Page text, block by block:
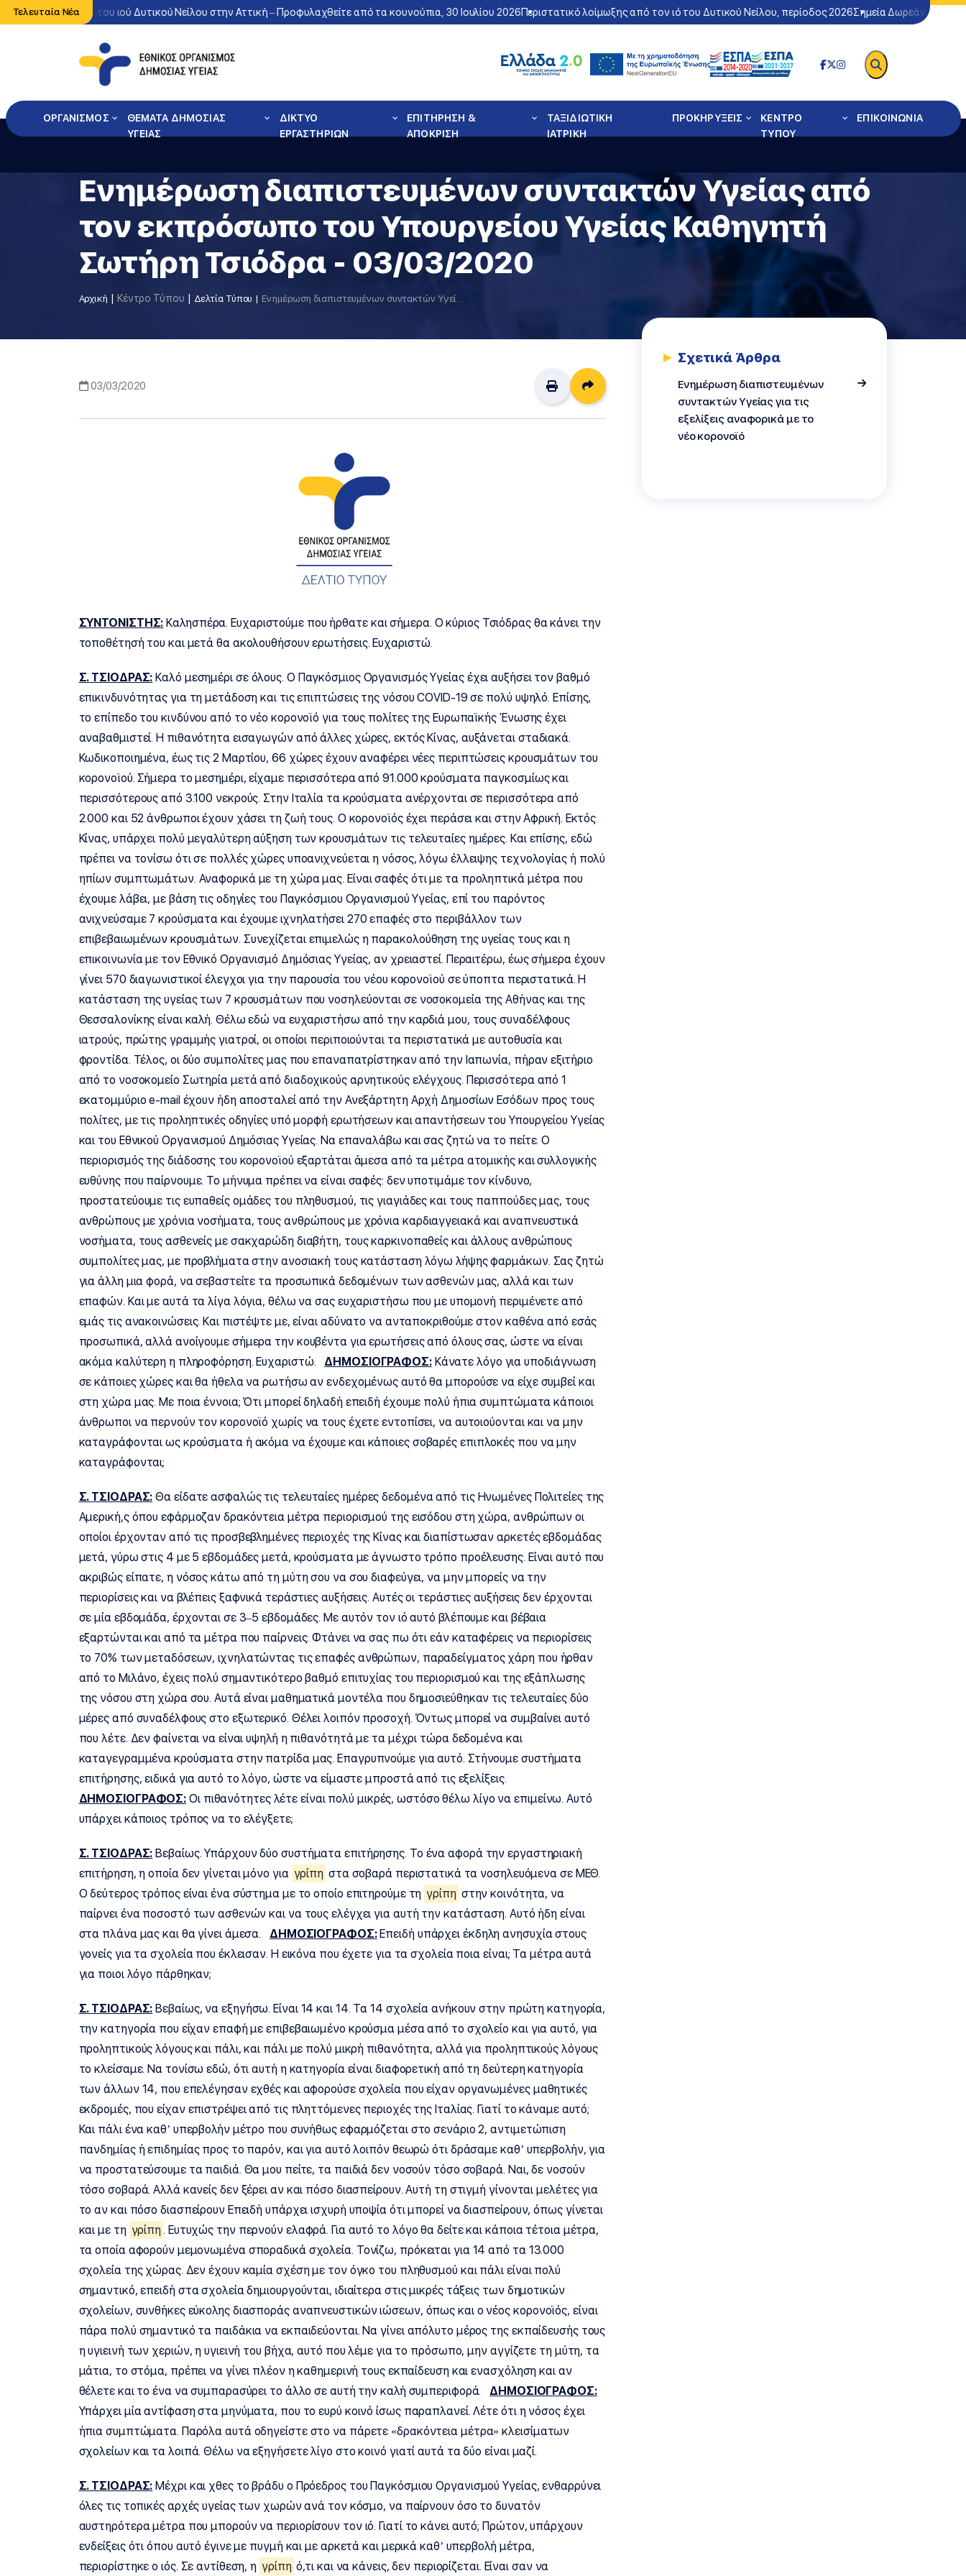
Τελευταία Νέα
κυκλοφορία του ιού Δυτικού Νείλου στην Αττική – Προφυλαχθείτε από τα κουνούπια, 30 Ιουλίου 2026Περιστατικό λοίμωξης από τον ιό του Δυτικού Νείλου, περίοδος 2026Σημεία Δωρεάν Ελέγχου
ΟΡΓΑΝΙΣΜΟΣ
ΘΕΜΑΤΑ ΔΗΜΟΣΙΑΣ
ΥΓΕΙΑΣ
ΔΙΚΤΥΟ
ΕΡΓΑΣΤΗΡΙΩΝ
ΕΠΙΤΗΡΗΣΗ &
ΑΠΟΚΡΙΣΗ
ΤΑΞΙΔΙΩΤΙΚΗ
ΙΑΤΡΙΚΗ
ΠΡΟΚΗΡΥΞΕΙΣ
ΚΕΝΤΡΟ
ΤΥΠΟΥ
ΕΠΙΚΟΙΝΩΝΙΑ
Ενημέρωση διαπιστευμένων συντακτών Υγείας από
τον εκπρόσωπο του Υπουργείου Υγείας Καθηγητή
Σωτήρη Τσιόδρα - 03/03/2020
Αρχική Κέντρο Τύπου Δελτία Τύπου Ενημέρωση διαπιστευμένων συντακτών Υγείας από τον εκπρόσωπο του Υπουργείου Υγείας Καθηγητή Σωτήρη Τσιόδρα - 03/03/2020
03/03/2020 Διαμοιρασμός
ΣΥΝΤΟΝΙΣΤΗΣ: Καλησπέρα. Ευχαριστούμε που ήρθατε και σήμερα. Ο κύριος Τσιόδρας θα κάνει την
τοποθέτησή του και μετά θα ακολουθήσουν ερωτήσεις. Ευχαριστώ.
Σ. ΤΣΙΟΔΡΑΣ: Καλό μεσημέρι σε όλους. Ο Παγκόσμιος Οργανισμός Υγείας έχει αυξήσει τον βαθμό
επικινδυνότητας για τη μετάδοση και τις επιπτώσεις της νόσου COVID-19 σε πολύ υψηλό. Επίσης,
το επίπεδο του κινδύνου από το νέο κορονοϊό για τους πολίτες της Ευρωπαϊκής Ένωσης έχει
αναβαθμιστεί. Η πιθανότητα εισαγωγών από άλλες χώρες, εκτός Κίνας, αυξάνεται σταδιακά.
Κωδικοποιημένα, έως τις 2 Μαρτίου, 66 χώρες έχουν αναφέρει νέες περιπτώσεις κρουσμάτων του
κορονοϊού. Σήμερα το μεσημέρι, είχαμε περισσότερα από 91.000 κρούσματα παγκοσμίως και
περισσότερους από 3.100 νεκρούς. Στην Ιταλία τα κρούσματα ανέρχονται σε περισσότερα από
2.000 και 52 άνθρωποι έχουν χάσει τη ζωή τους. Ο κορονοϊός έχει περάσει και στην Αφρική. Εκτός
Κίνας, υπάρχει πολύ μεγαλύτερη αύξηση των κρουσμάτων τις τελευταίες ημέρες. Και επίσης, εδώ
πρέπει να τονίσω ότι σε πολλές χώρες υποανιχνεύεται η νόσος, λόγω έλλειψης τεχνολογίας ή πολύ
ηπίων συμπτωμάτων. Αναφορικά με τη χώρα μας. Είναι σαφές ότι με τα προληπτικά μέτρα που
έχουμε λάβει, με βάση τις οδηγίες του Παγκόσμιου Οργανισμού Υγείας, επί του παρόντος
ανιχνεύσαμε 7 κρούσματα και έχουμε ιχνηλατήσει 270 επαφές στο περιβάλλον των
επιβεβαιωμένων κρουσμάτων. Συνεχίζεται επιμελώς η παρακολούθηση της υγείας τους και η
επικοινωνία με τον Εθνικό Οργανισμό Δημόσιας Υγείας, αν χρειαστεί. Περαιτέρω, έως σήμερα έχουν
γίνει 570 διαγωνιστικοί έλεγχοι για την παρουσία του νέου κορονοϊού σε ύποπτα περιστατικά. Η
κατάσταση της υγείας των 7 κρουσμάτων που νοσηλεύονται σε νοσοκομεία της Αθήνας και της
Θεσσαλονίκης είναι καλή. Θέλω εδώ να ευχαριστήσω από την καρδιά μου, τους συναδέλφους
ιατρούς, πρώτης γραμμής γιατροί, οι οποίοι περιποιούνται τα περιστατικά με αυτοθυσία και
φροντίδα. Τέλος, οι δύο συμπολίτες μας που επαναπατρίστηκαν από την Ιαπωνία, πήραν εξιτήριο
από το νοσοκομείο Σωτηρία μετά από διαδοχικούς αρνητικούς ελέγχους. Περισσότερα από 1
εκατομμύριο e-mail έχουν ήδη αποσταλεί από την Ανεξάρτητη Αρχή Δημοσίων Εσόδων προς τους
πολίτες, με τις προληπτικές οδηγίες υπό μορφή ερωτήσεων και απαντήσεων του Υπουργείου Υγείας
και του Εθνικού Οργανισμού Δημόσιας Υγείας. Να επαναλάβω και σας ζητώ να το πείτε. Ο
περιορισμός της διάδοσης του κορονοϊού εξαρτάται άμεσα από τα μέτρα ατομικής και συλλογικής
ευθύνης που παίρνουμε. Το μήνυμα πρέπει να είναι σαφές: δεν υποτιμάμε τον κίνδυνο,
προστατεύουμε τις ευπαθείς ομάδες του πληθυσμού, τις γιαγιάδες και τους παππούδες μας, τους
ανθρώπους με χρόνια νοσήματα, τους ανθρώπους με χρόνια καρδιαγγειακά και αναπνευστικά
νοσήματα, τους ασθενείς με σακχαρώδη διαβήτη, τους καρκινοπαθείς και άλλους ανθρώπους
συμπολίτες μας, με προβλήματα στην ανοσιακή τους κατάσταση λόγω λήψης φαρμάκων. Σας ζητώ
για άλλη μια φορά, να σεβαστείτε τα προσωπικά δεδομένων των ασθενών μας, αλλά και των
επαφών. Και με αυτά τα λίγα λόγια, θέλω να σας ευχαριστήσω που με υπομονή περιμένετε από
εμάς τις ανακοινώσεις. Και πιστέψτε με, είναι αδύνατο να ανταποκριθούμε στον καθένα από εσάς
προσωπικά, αλλά ανοίγουμε σήμερα την κουβέντα για ερωτήσεις από όλους σας, ώστε να είναι
ακόμα καλύτερη η πληροφόρηση. Ευχαριστώ. ΔΗΜΟΣΙΟΓΡΑΦΟΣ:Κάνατε λόγο για υποδιάγνωση
σε κάποιες χώρες και θα ήθελα να ρωτήσω αν ενδεχομένως αυτό θα μπορούσε να είχε συμβεί και
στη χώρα μας. Με ποια έννοια; Ότι μπορεί δηλαδή επειδή έχουμε πολύ ήπια συμπτώματα κάποιοι
άνθρωποι να περνούν τον κορονοϊό χωρίς να τους έχετε εντοπίσει, να αυτοιούονται και να μην
καταγράφονται ως κρούσματα ή ακόμα να έχουμε και κάποιες σοβαρές επιπλοκές που να μην
καταγράφονται;
Σ. ΤΣΙΟΔΡΑΣ: Θα είδατε ασφαλώς τις τελευταίες ημέρες δεδομένα από τις Ηνωμένες Πολιτείες της
Αμερική,ς όπου εφάρμοζαν δρακόντεια μέτρα περιορισμού της εισόδου στη χώρα, ανθρώπων οι
οποίοι έρχονταν από τις προσβεβλημένες περιοχές της Κίνας και διαπίστωσαν αρκετές εβδομάδας
μετά, γύρω στις 4 με 5 εβδομάδες μετά, κρούσματα με άγνωστο τρόπο προέλευσης. Είναι αυτό που
ακριβώς είπατε, η νόσος κάτω από τη μύτη σου να σου διαφεύγει, να μην μπορείς να την
περιορίσεις και να βλέπεις ξαφνικά τεράστιες αυξήσεις. Αυτές οι τεράστιες αυξήσεις δεν έρχονται
σε μία εβδομάδα, έρχονται σε 3–5 εβδομάδες. Με αυτόν τον ιό αυτό βλέπουμε και βέβαια
εξαρτώνται και από τα μέτρα που παίρνεις. Φτάνει να σας πω ότι εάν καταφέρεις να περιορίσεις
το 70% των μεταδόσεων, ιχνηλατώντας τις επαφές ανθρώπων, παραδείγματος χάρη που ήρθαν
από το Μιλάνο, έχεις πολύ σημαντικότερο βαθμό επιτυχίας του περιορισμού και της εξάπλωσης
της νόσου στη χώρα σου. Αυτά είναι μαθηματικά μοντέλα που δημοσιεύθηκαν τις τελευταίες δύο
μέρες από συναδέλφους στο εξωτερικό. Θέλει λοιπόν προσοχή. Όντως μπορεί να συμβαίνει αυτό
που λέτε. Δεν φαίνεται να είναι υψηλή η πιθανότητά με τα μέχρι τώρα δεδομένα και
καταγεγραμμένα κρούσματα στην πατρίδα μας. Επαγρυπνούμε για αυτό. Στήνουμε συστήματα
επιτήρησης, ειδικά για αυτό το λόγο, ώστε να είμαστε μπροστά από τις εξελίξεις.
ΔΗΜΟΣΙΟΓΡΑΦΟΣ: Οι πιθανότητες λέτε είναι πολύ μικρές, ωστόσο θέλω λίγο να επιμείνω. Αυτό
υπάρχει κάποιος τρόπος να το ελέγξετε;
Σ. ΤΣΙΟΔΡΑΣ: Βεβαίως. Υπάρχουν δύο συστήματα επιτήρησης. Το ένα αφορά την εργαστηριακή
επιτήρηση, η οποία δεν γίνεται μόνο για γρίπη στα σοβαρά περιστατικά τα νοσηλευόμενα σε ΜΕΘ.
Ο δεύτερος τρόπος είναι ένα σύστημα με το οποίο επιτηρούμε τη γρίπη στην κοινότητα, να
παίρνει ένα ποσοστό των ασθενών και να τους ελέγχει για αυτή την κατάσταση. Αυτό ήδη είναι
στα πλάνα μας και θα γίνει άμεσα. ΔΗΜΟΣΙΟΓΡΑΦΟΣ:Επειδή υπάρχει έκδηλη ανησυχία στους
γονείς για τα σχολεία που έκλεισαν. Η εικόνα που έχετε για τα σχολεία ποια είναι; Τα μέτρα αυτά
για ποιοι λόγο πάρθηκαν;
Σ. ΤΣΙΟΔΡΑΣ: Βεβαίως, να εξηγήσω. Είναι 14 και 14. Τα 14 σχολεία ανήκουν στην πρώτη κατηγορία,
την κατηγορία που είχαν επαφή με επιβεβαιωμένο κρούσμα μέσα από το σχολείο και για αυτό, για
προληπτικούς λόγους και πάλι, και πάλι με πολύ μικρή πιθανότητα, αλλά για προληπτικούς λόγους
το κλείσαμε. Να τονίσω εδώ, ότι αυτή η κατηγορία είναι διαφορετική από τη δεύτερη κατηγορία
των άλλων 14, που επελέγησαν εχθές και αφορούσε σχολεία που είχαν οργανωμένες μαθητικές
εκδρομές, που είχαν επιστρέψει από τις πληττόμενες περιοχές της Ιταλίας. Γιατί το κάναμε αυτό;
Και πάλι ένα καθ’ υπερβολήν μέτρο που συνήθως εφαρμόζεται στο σενάριο 2, αντιμετώπιση
πανδημίας ή επιδημίας προς το παρόν, και για αυτό λοιπόν θεωρώ ότι δράσαμε καθ’ υπερβολήν, για
να προστατεύσουμε τα παιδιά. Θα μου πείτε, τα παιδιά δεν νοσούν τόσο σοβαρά. Ναι, δε νοσούν
τόσο σοβαρά. Αλλά κανείς δεν ξέρει αν και πόσο διασπείρουν. Αυτή τη στιγμή γίνονται μελέτες για
το αν και πόσο διασπείρουν Επειδή υπάρχει ισχυρή υποψία ότι μπορεί να διασπείρουν, όπως γίνεται
και με τη γρίπη . Ευτυχώς την περνούν ελαφρά. Για αυτό το λόγο θα δείτε και κάποια τέτοια μέτρα,
τα οποία αφορούν μεμονωμένα σποραδικά σχολεία. Τονίζω, πρόκειται για 14 από τα 13.000
σχολεία της χώρας. Δεν έχουν καμία σχέση με τον όγκο του πληθυσμού και πάλι είναι πολύ
σημαντικό, επειδή στα σχολεία δημιουργούνται, ιδιαίτερα στις μικρές τάξεις των δημοτικών
σχολείων, συνθήκες εύκολης διασποράς αναπνευστικών ιώσεων, όπως και ο νέος κορονοϊός, είναι
πάρα πολύ σημαντικό τα παιδάκια να εκπαιδεύονται. Να γίνει απόλυτο μέρος της εκπαίδευσής τους
η υγιεινή των χεριών, η υγιεινή του βήχα, αυτό που λέμε για το πρόσωπο, μην αγγίζετε τη μύτη, τα
μάτια, το στόμα, πρέπει να γίνει πλέον η καθημερινή τους εκπαίδευση και ενασχόληση και αν
θέλετε και το ένα να συμπαρασύρει το άλλο σε αυτή την καλή συμπεριφορά. ΔΗΜΟΣΙΟΓΡΑΦΟΣ:
Υπάρχει μία αντίφαση στα μηνύματα, που το ευρύ κοινό ίσως παραπλανεί. Λέτε ότι η νόσος έχει
ήπια συμπτώματα. Παρόλα αυτά οδηγείστε στο να πάρετε «δρακόντεια μέτρα» κλεισίματων
σχολείων και τα λοιπά. Θέλω να εξηγήσετε λίγο στο κοινό γιατί αυτά τα δύο είναι μαζί.
Σ. ΤΣΙΟΔΡΑΣ: Μέχρι και χθες το βράδυ ο Πρόεδρος του Παγκόσμιου Οργανισμού Υγείας, ενθαρρύνει
όλες τις τοπικές αρχές υγείας των χωρών ανά τον κόσμο, να παίρνουν όσο το δυνατόν
αυστηρότερα μέτρα που μπορούν να περιορίσουν τον ιό. Γιατί το κάνει αυτό; Πρώτον, υπάρχουν
ενδείξεις ότι όπου αυτό έγινε με πυγμή και με αρκετά και μερικά καθ’ υπερβολή μέτρα,
περιορίστηκε ο ιός. Σε αντίθεση, η γρίπη ό,τι και να κάνεις, δεν περιορίζεται. Είναι σαν να
Σχετικά Άρθρα
Ενημέρωση διαπιστευμένων
συντακτών Υγείας για τις
εξελίξεις αναφορικά με το
νέο κορονοϊό